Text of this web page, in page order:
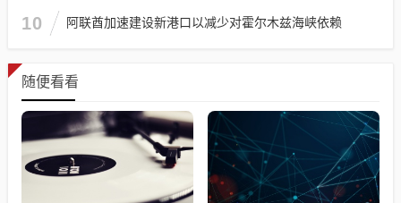
10 阿联酋加速建设新港口以减少对霍尔木兹海峡依赖
随便看看